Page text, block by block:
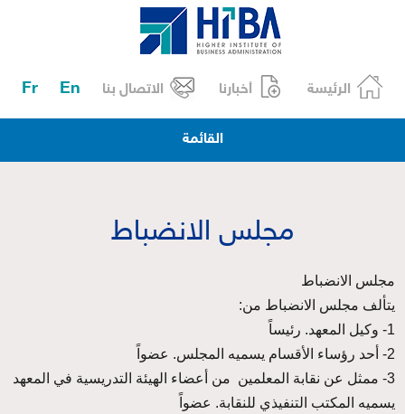
الرئيسة أخبارنا الاتصال بنا En
Fr
القائمة
مجلس الانضباط
مجلس الانضباط
يتألف مجلس الانضباط من:
1- وكيل المعهد. رئيساً
2- أحد رؤساء الأقسام يسميه المجلس. عضواً
3- ممثل عن نقابة المعلمين من أعضاء الهيئة التدريسية في المعهد
يسميه المكتب التنفيذي للنقابة. عضواً